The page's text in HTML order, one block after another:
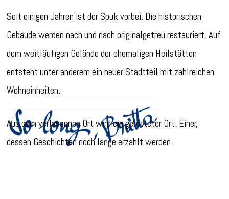
Seit einigen Jahren ist der Spuk vorbei. Die historischen
Gebäude werden nach und nach originalgetreu restauriert. Auf
dem weitläufigen Gelände der ehemaligen Heilstätten
entsteht unter anderem ein neuer Stadtteil mit zahlreichen
Wohneinheiten.
Aus dem verlassenen Ort wird ein geretteter Ort. Einer,
dessen Geschichten noch lange erzählt werden.